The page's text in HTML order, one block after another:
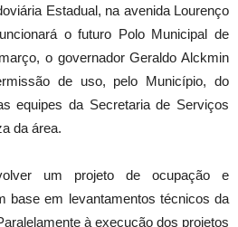
Estadual, na avenida Lourenço
o futuro Polo Municipal de
o governador Geraldo Alckmin
de uso, pelo Município, do
equipes da Secretaria de Serviços
da área.
um projeto de ocupação e
base em levantamentos técnicos da
à execução dos projetos